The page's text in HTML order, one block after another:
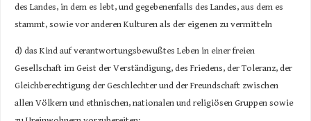
des Landes, in dem es lebt, und gegebenenfalls des Landes, aus dem es
stammt, sowie vor anderen Kulturen als der eigenen zu vermitteln
d) das Kind auf verantwortungsbewußtes Leben in einer freien
Gesellschaft im Geist der Verständigung, des Friedens, der Toleranz, der
Gleichberechtigung der Geschlechter und der Freundschaft zwischen
allen Völkern und ethnischen, nationalen und religiösen Gruppen sowie